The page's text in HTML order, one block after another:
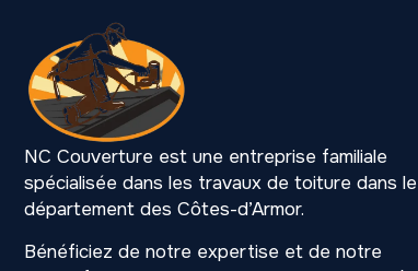
NC Couverture est une entreprise familiale
spécialisée dans les travaux de toiture dans le
département des Côtes-d’Armor.
Bénéficiez de notre expertise et de notre